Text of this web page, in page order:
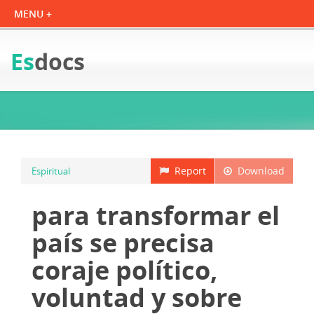
Esdocs
Download
Report
Espiritual
para transformar el
país se precisa
coraje político,
voluntad y sobre